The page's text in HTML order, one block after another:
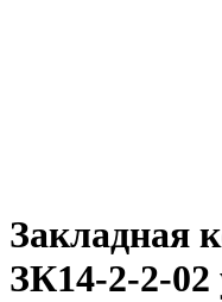
Закладная
ЗК14-2-2-02